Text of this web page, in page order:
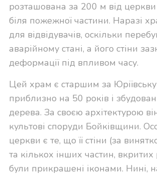
розташована за 200 м від
біля пожежної частини. Наразі
для відвідувачів, оскільки
аварійному стані, а його стіни
деформації під впливом часу.
Цей храм є старшим за
приблизно на 50 років і
дерева. За своєю архітектурою
культові споруди Бойківщини.
церкви є те, що її стіни (за
та кількох інших частин,
були прикрашені іконами. Нині,